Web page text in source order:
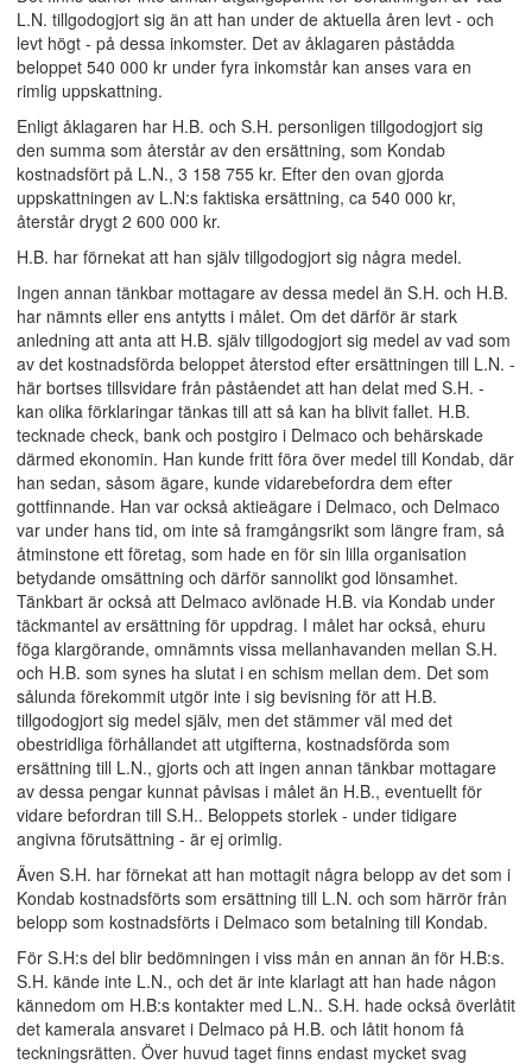
L.N. tillgodogjort sig än att han under de aktuella åren levt - och
levt högt - på dessa inkomster. Det av åklagaren påstådda
beloppet 540 000 kr under fyra inkomstår kan anses vara en
rimlig uppskattning.
Enligt åklagaren har H.B. och S.H. personligen tillgodogjort sig
den summa som återstår av den ersättning, som Kondab
kostnadsfört på L.N., 3 158 755 kr. Efter den ovan gjorda
uppskattningen av L.N:s faktiska ersättning, ca 540 000 kr,
återstår drygt 2 600 000 kr.
H.B. har förnekat att han själv tillgodogjort sig några medel.
Ingen annan tänkbar mottagare av dessa medel än S.H. och H.B.
har nämnts eller ens antytts i målet. Om det därför är stark
anledning att anta att H.B. själv tillgodogjort sig medel av vad som
av det kostnadsförda beloppet återstod efter ersättningen till L.N. -
här bortses tillsvidare från påståendet att han delat med S.H. -
kan olika förklaringar tänkas till att så kan ha blivit fallet. H.B.
tecknade check, bank och postgiro i Delmaco och behärskade
därmed ekonomin. Han kunde fritt föra över medel till Kondab, där
han sedan, såsom ägare, kunde vidarebefordra dem efter
gottfinnande. Han var också aktieägare i Delmaco, och Delmaco
var under hans tid, om inte så framgångsrikt som längre fram, så
åtminstone ett företag, som hade en för sin lilla organisation
betydande omsättning och därför sannolikt god lönsamhet.
Tänkbart är också att Delmaco avlönade H.B. via Kondab under
täckmantel av ersättning för uppdrag. I målet har också, ehuru
föga klargörande, omnämnts vissa mellanhavanden mellan S.H.
och H.B. som synes ha slutat i en schism mellan dem. Det som
sålunda förekommit utgör inte i sig bevisning för att H.B.
tillgodogjort sig medel själv, men det stämmer väl med det
obestridliga förhållandet att utgifterna, kostnadsförda som
ersättning till L.N., gjorts och att ingen annan tänkbar mottagare
av dessa pengar kunnat påvisas i målet än H.B., eventuellt för
vidare befordran till S.H.. Beloppets storlek - under tidigare
angivna förutsättning - är ej orimlig.
Även S.H. har förnekat att han mottagit några belopp av det som i
Kondab kostnadsförts som ersättning till L.N. och som härrör från
belopp som kostnadsförts i Delmaco som betalning till Kondab.
För S.H:s del blir bedömningen i viss mån en annan än för H.B:s.
S.H. kände inte L.N., och det är inte klarlagt att han hade någon
kännedom om H.B:s kontakter med L.N.. S.H. hade också överlåtit
det kamerala ansvaret i Delmaco på H.B. och låtit honom få
teckningsrätten. Över huvud taget finns endast mycket svag